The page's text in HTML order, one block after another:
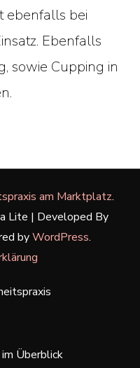
ebenfalls bei
Ebenfalls
sowie Cupping in
am Marktplatz.
Lite | Developed By
byWordPress.
Überblick